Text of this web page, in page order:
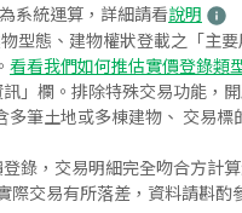
系統運算，詳細請看說明
型態、建物權狀登載之「主
看看我們如何推估實價登錄類
」欄。排除特殊交易功能，
筆土地或多棟建物、 交易
錄，交易明細完全吻合方計
交易有所落差，資料請斟酌